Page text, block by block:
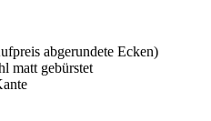
abgerundete Ecken)
matt gebürstet